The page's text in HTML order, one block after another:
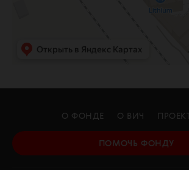
О ФОНДЕ О ВИЧ
ПОМОЧЬ ФОНДУ